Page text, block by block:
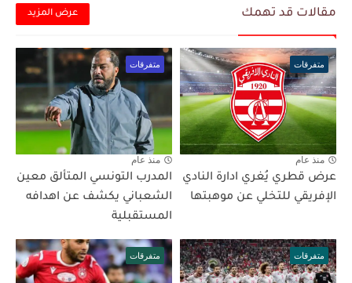
مقالات قد تهمك عرض المزيد
متفرقات
منذ عام
عرض قطري يُغري ادارة النادي
الإفريقي للتخلي عن موهبتها
متفرقات
منذ عام
المدرب التونسي المتألق معين
الشعباني يكشف عن اهدافه
المستقبلية
متفرقات متفرقات